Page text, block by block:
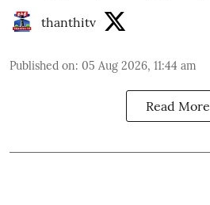
thanthitv
Published on: 05 Aug 2026, 11:44 am
Read More